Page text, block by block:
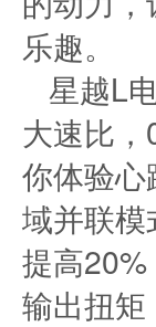
乐趣。
星越L
大速比
你体验
域并联
提高
输出扭